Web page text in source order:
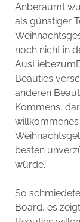
Anberaumt
als günstiger
noch nicht in
Beauties
anderen
Kommens,
willkommenes
besten
würde.
So
Board, es